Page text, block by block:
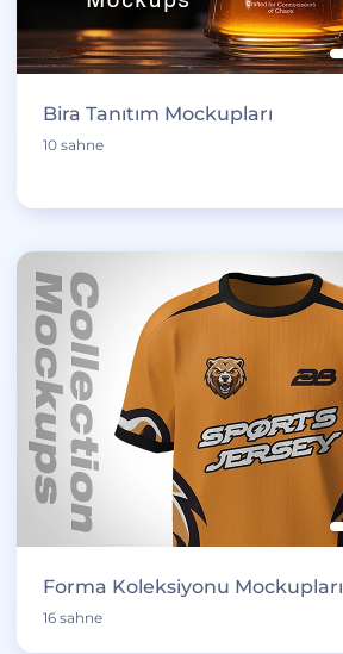
Bira Tanıtım Mockupları
10 sahne
Forma Koleksiyonu Mockupları
16 sahne